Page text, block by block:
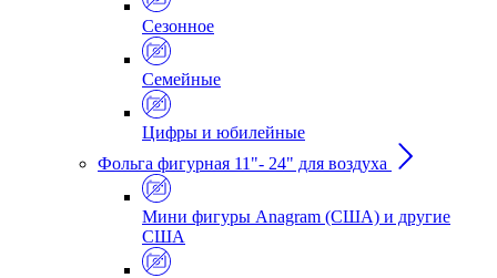
Сезонное
Семейные
Цифры и юбилейные
Фольга фигурная 11"- 24" для воздуха
Мини фигуры Anagram (США) и другие
США